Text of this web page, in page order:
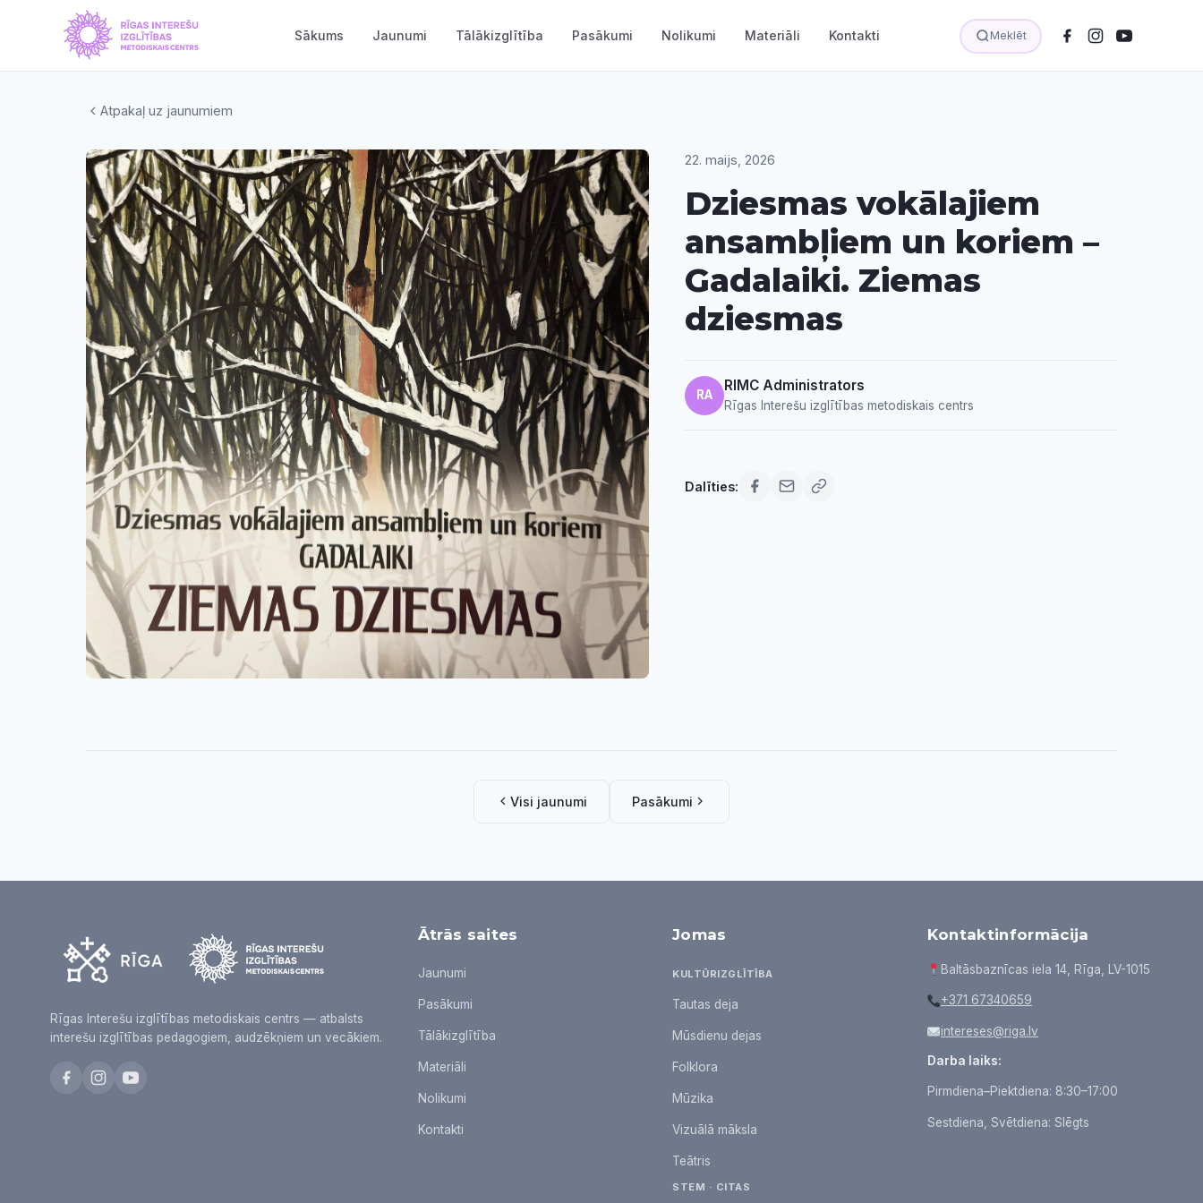
Sākums Jaunumi Tālākizglītība Pasākumi Nolikumi Materiāli Kontakti Meklēt
Atpakaļ uz jaunumiem
22. maijs, 2026
Dziesmas vokālajiem
ansambļiem un koriem –
Gadalaiki. Ziemas
dziesmas
RA
RIMC Administrators
Rīgas Interešu izglītības metodiskais centrs
Dalīties:
Visi jaunumi Pasākumi
Rīgas Interešu izglītības metodiskais centrs — atbalsts
interešu izglītības pedagogiem, audzēkņiem un vecākiem.
Ātrās saites
Jaunumi
Pasākumi
Tālākizglītība
Materiāli
Nolikumi
Kontakti
Jomas
KULTŪRIZGLĪTĪBA
Tautas deja
Mūsdienu dejas
Folklora
Mūzika
Vizuālā māksla
Teātris
STEM · CITAS
Kontaktinformācija
Baltāsbaznīcas iela 14, Rīga, LV-1015
+371 67340659
intereses@riga.lv
Darba laiks:
Pirmdiena–Piektdiena: 8:30–17:00
Sestdiena, Svētdiena: Slēgts